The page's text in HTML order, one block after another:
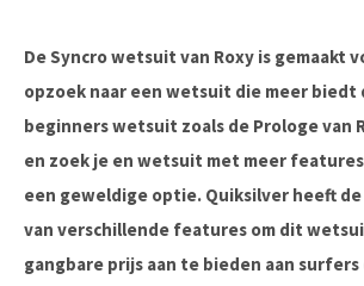
De Syncro wetsuit van Roxy is gemaakt
opzoek naar een wetsuit die meer biedt
beginners wetsuit zoals de Prologe van
en zoek je en wetsuit met meer
een geweldige optie. Quiksilver heeft
van verschillende features om dit
gangbare prijs aan te bieden aan